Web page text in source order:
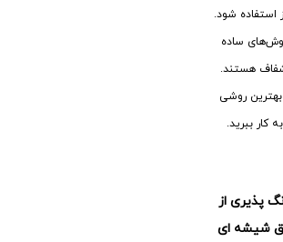
استفاده شود.
ساده
هستند.
روشی
کار ببرید.
پذیری از
شیشه ای